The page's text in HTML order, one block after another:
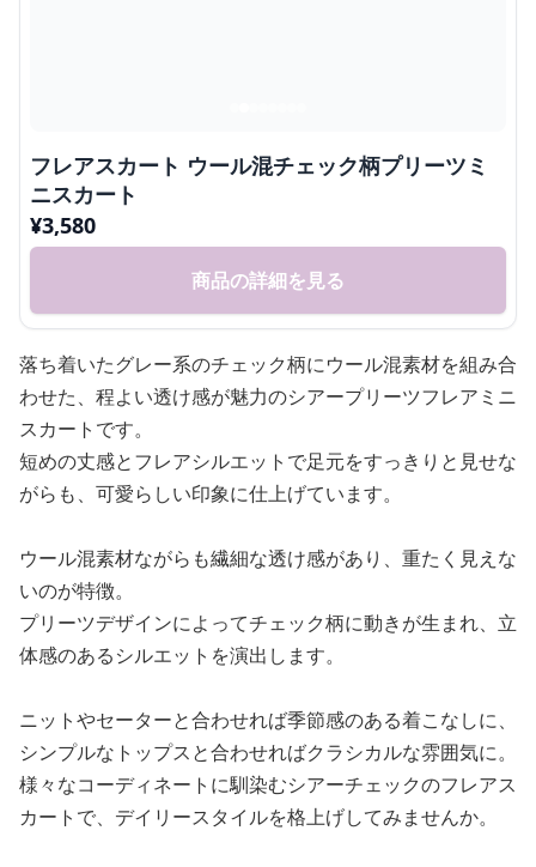
フレアスカート ウール混チェック柄プリーツミ
ニスカート
¥3,580
商品の詳細を見る
落ち着いたグレー系のチェック柄にウール混素材を組み合
わせた、程よい透け感が魅力のシアープリーツフレアミニ
スカートです。
短めの丈感とフレアシルエットで足元をすっきりと見せな
がらも、可愛らしい印象に仕上げています。
ウール混素材ながらも繊細な透け感があり、重たく見えな
いのが特徴。
プリーツデザインによってチェック柄に動きが生まれ、立
体感のあるシルエットを演出します。
ニットやセーターと合わせれば季節感のある着こなしに、
シンプルなトップスと合わせればクラシカルな雰囲気に。
様々なコーディネートに馴染むシアーチェックのフレアス
カートで、デイリースタイルを格上げしてみませんか。